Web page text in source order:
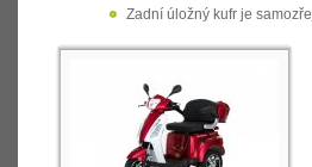
Zadní úložný kufr je